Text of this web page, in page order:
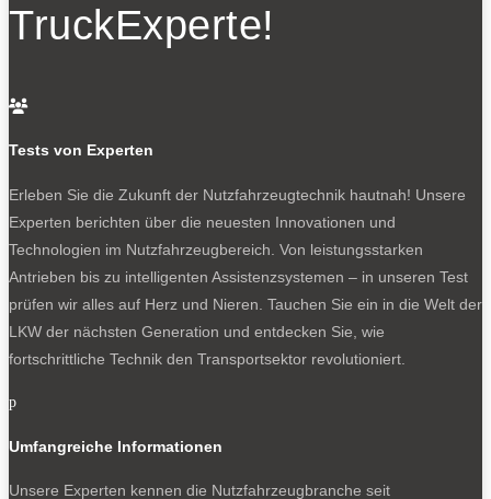
Weitere Informationen:
– zu den neuen E-Baureihen:Fahrvorstellung: DAF startet
– zu Komplettfahrzeugen ab Werk:
Bleiben Sie auf dem Laufenden
aktuelle Tests direkt in Ihren Posteingang
TruckExperte!

Tests von Experten
Erleben Sie die Zukunft der Nutzfahrzeugtechnik hautnah! Unsere
Experten berichten über die neuesten Innovationen und
Technologien im Nutzfahrzeugbereich. Von leistungsstarken
Antrieben bis zu intelligenten Assistenzsystemen – in unseren Test
prüfen wir alles auf Herz und Nieren. Tauchen Sie ein in die Welt der
LKW der nächsten Generation und entdecken Sie, wie
fortschrittliche Technik den Transportsektor revolutioniert.
p
Umfangreiche Informationen
Unsere Experten kennen die Nutzfahrzeugbranche seit